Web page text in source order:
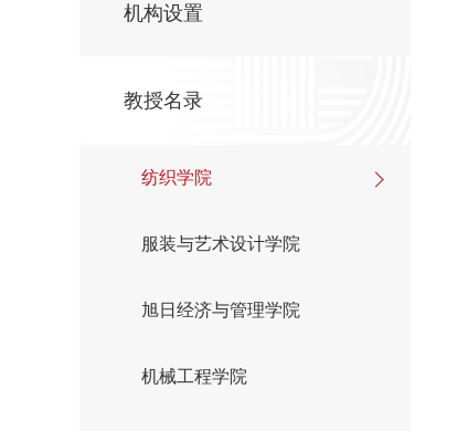
机构设置
教授名录
纺织学院
服装与艺术设计学院
旭日经济与管理学院
机械工程学院